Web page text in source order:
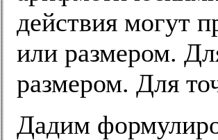
действия могут
или размером.
размером. Для
Дадим